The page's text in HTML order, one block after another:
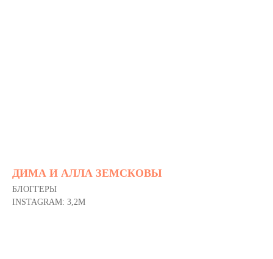
ДИМА И АЛЛА ЗЕМСКОВЫ
БЛОГГЕРЫ
INSTAGRAM: 3,2M